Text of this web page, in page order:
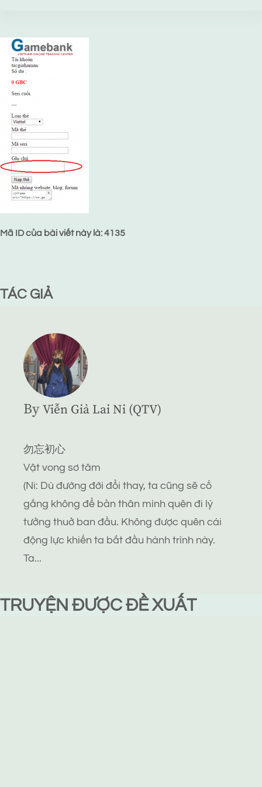
Mã ID của bài viết này là: 4135
TÁC GIẢ
By Viễn Giả Lai Ni (QTV)
勿忘初心
Vật vong sơ tâm
(Ni: Dù đường đời đổi thay, ta cũng sẽ cố
gắng không để bản thân mình quên đi lý
tưởng thuở ban đầu. Không được quên cái
động lực khiến ta bắt đầu hành trình này.
Ta...
TRUYỆN ĐƯỢC ĐỀ XUẤT